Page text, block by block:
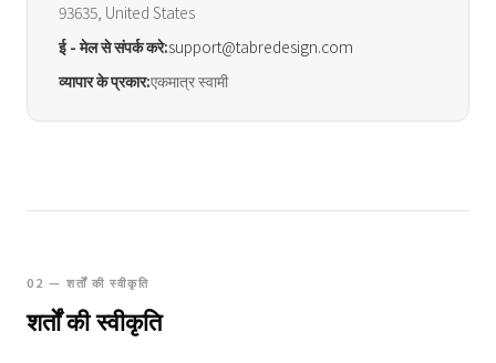
93635, United States
ई - मेल से संपर्क करे:support@tabredesign.com
व्यापार के प्रकार:एकमात्र स्वामी
02 — शर्तों की स्वीकृति
शर्तों की स्वीकृति